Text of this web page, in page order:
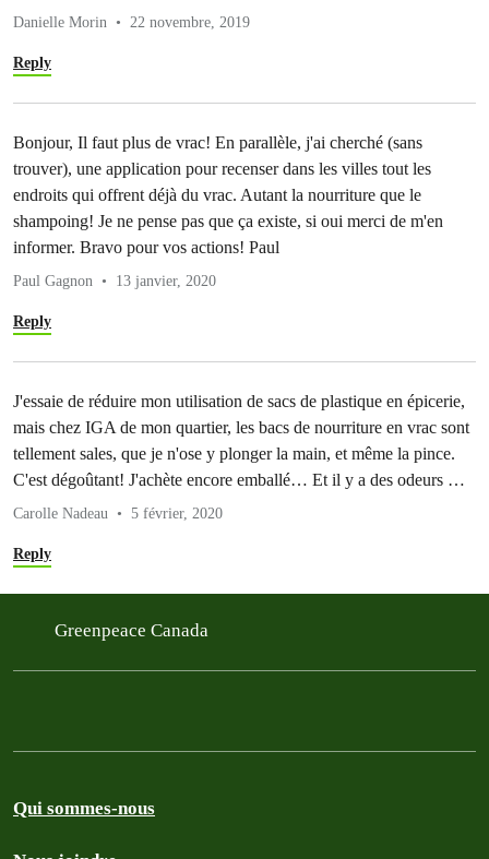
Danielle Morin 22 novembre, 2019
Reply
Bonjour, Il faut plus de vrac! En parallèle, j'ai cherché (sans
trouver), une application pour recenser dans les villes tout les
endroits qui offrent déjà du vrac. Autant la nourriture que le
shampoing! Je ne pense pas que ça existe, si oui merci de m'en
informer. Bravo pour vos actions! Paul
Paul Gagnon 13 janvier, 2020
Reply
J'essaie de réduire mon utilisation de sacs de plastique en épicerie,
mais chez IGA de mon quartier, les bacs de nourriture en vrac sont
tellement sales, que je n'ose y plonger la main, et même la pince.
C'est dégoûtant! J'achète encore emballé… Et il y a des odeurs …
Carolle Nadeau 5 février, 2020
Reply
Greenpeace Canada
Qui sommes-nous